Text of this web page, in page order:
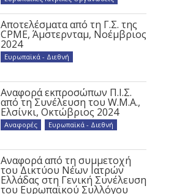
Αποτελέσματα από τη Γ.Σ. της
CPME, Άμστερνταμ, Νοέμβριος
2024
Ευρωπαϊκά - Διεθνή
Αναφορά εκπροσώπων Π.Ι.Σ.
από τη Συνέλευση του W.M.A.,
Ελσίνκι, Οκτώβριος 2024
Αναφορές Ευρωπαϊκά - Διεθνή
Αναφορά από τη συμμετοχή
του Δικτύου Νέων Ιατρών
Ελλάδας στη Γενική Συνέλευση
του Ευρωπαϊκού Συλλόγου